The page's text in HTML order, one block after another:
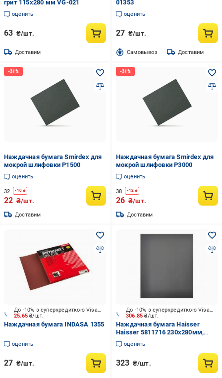
грит 115х280 мм VG-021
оценить
63 ₴/шт.
Доставим
01353
оценить
27 ₴/шт.
Cамовывоз Доставим
Наждачная бумага Smirdex для
мокрой шлифовки P1500
оценить
32 -10 ₴
22 ₴/шт.
Доставим
Наждачная бумага Smirdex для
мокрой шлифовки P3000
оценить
38 -12₴
26 ₴/шт.
Доставим
25.65₴/шт.
До -10% з суперкредиткою Visa Вигода
Наждачная бумага INDASA 1355
оценить
27 ₴/шт.
306.85₴/шт.
До -10% з суперкредиткою Visa Вигода
Наждачная бумага Haisser
Haisser 5811716 230х280мм,
Р3000 122271
оценить
323 ₴/шт.